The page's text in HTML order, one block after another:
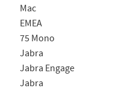
Mac
EMEA
75 Mono
Jabra
Jabra Engage
Jabra